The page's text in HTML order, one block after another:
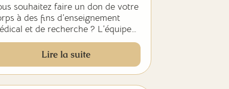
souhaitez faire un don de votre
à des fins d’enseignement
et de recherche ? L’équipe
vous informe sur les
à effectuer pour devenir
ainsi que sur l’importance
ce geste pour la médecine, la
hospitalière et la
Lire la suite